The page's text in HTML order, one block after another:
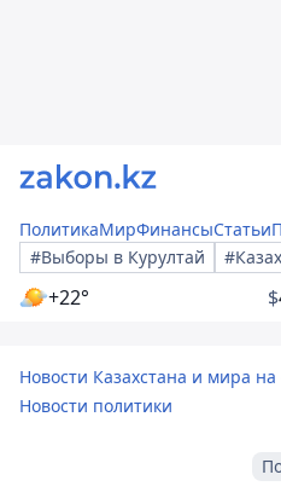
ПолитикаМирФинансыСтатьи
#Выборы в Курултай
+22° $
Новости Казахстана и мира на
Новости политики